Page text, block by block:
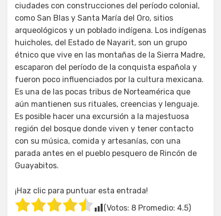
ciudades con construcciones del período colonial,
como San Blas y Santa María del Oro, sitios
arqueológicos y un poblado indígena. Los indígenas
huicholes, del Estado de Nayarit, son un grupo
étnico que vive en las montañas de la Sierra Madre,
escaparon del período de la conquista española y
fueron poco influenciados por la cultura mexicana.
Es una de las pocas tribus de Norteamérica que
aún mantienen sus rituales, creencias y lenguaje.
Es posible hacer una excursión a la majestuosa
región del bosque donde viven y tener contacto
con su música, comida y artesanías, con una
parada antes en el pueblo pesquero de Rincón de
Guayabitos.
¡Haz clic para puntuar esta entrada!
(Votos: 8 Promedio: 4.5)